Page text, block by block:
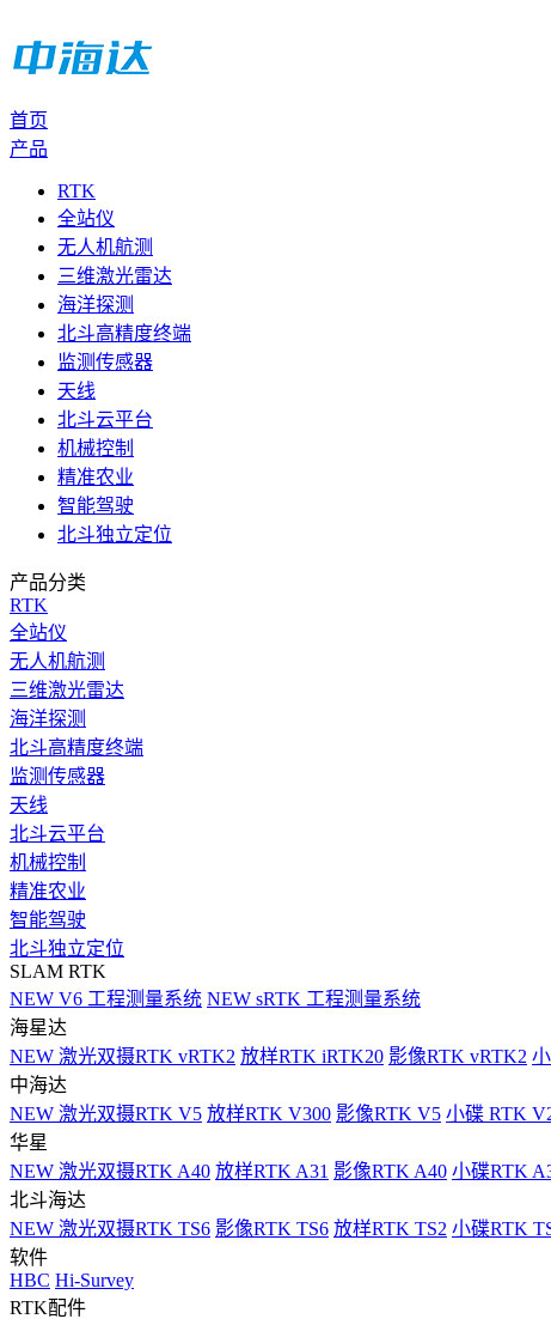
首页
产品
RTK
全站仪
无人机航测
三维激光雷达
海洋探测
北斗高精度终端
监测传感器
天线
北斗云平台
机械控制
精准农业
智能驾驶
北斗独立定位
产品分类
RTK
全站仪
无人机航测
三维激光雷达
海洋探测
北斗高精度终端
监测传感器
天线
北斗云平台
机械控制
精准农业
智能驾驶
北斗独立定位
SLAM RTK
NEW V6 工程测量系统 NEW sRTK 工程测量系统
海星达
NEW 激光双摄RTK vRTK2 放样RTK iRTK20 影像RTK vRTK2
中海达
NEW 激光双摄RTK V5 放样RTK V300 影像RTK V5 小碟 RTK
华星
NEW 激光双摄RTK A40 放样RTK A31 影像RTK A40 小碟RTK
北斗海达
NEW 激光双摄RTK TS6 影像RTK TS6 放样RTK TS2 小碟RTK
软件
HBC Hi-Survey
RTK配件